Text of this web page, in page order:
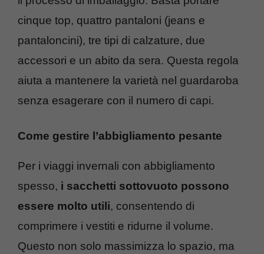
cinque top, quattro pantaloni (jeans e
pantaloncini), tre tipi di calzature, due
accessori e un abito da sera. Questa regola
aiuta a mantenere la varietà nel guardaroba
senza esagerare con il numero di capi.
Come gestire l’abbigliamento pesante
Per i viaggi invernali con abbigliamento
spesso, i sacchetti sottovuoto possono
essere molto utili, consentendo di
comprimere i vestiti e ridurne il volume.
Questo non solo massimizza lo spazio, ma